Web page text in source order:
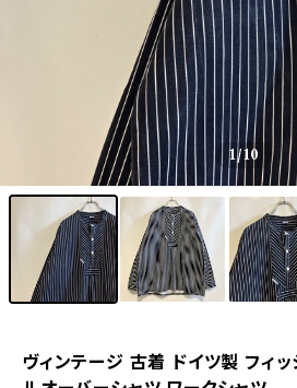
1/10
ヴィンテージ 古着 ドイツ製 フィ